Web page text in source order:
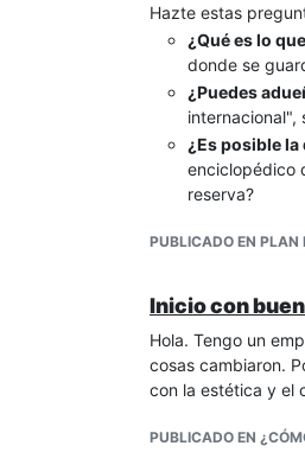
Hazte estas
¿Qué es lo
donde se
¿Puedes
internacional",
¿Es posible
enciclopédico
reserva?
PUBLICADO EN PLAN
Inicio con
Hola. Tengo un
cosas cambiaron.
con la estética y el
PUBLICADO EN